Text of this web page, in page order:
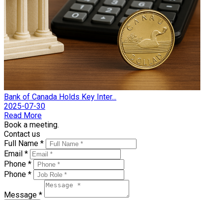
Bank of Canada Holds Key Inter...
2025-07-30
Read More
Book a meeting.
Contact us
Full Name *
Email *
Phone *
Phone *
Message *